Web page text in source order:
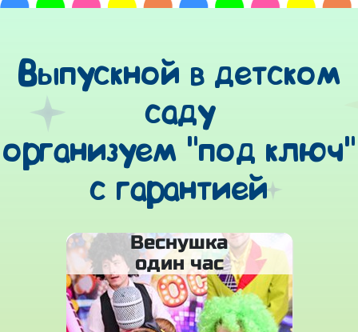
Выпускной в детском
саду
организуем "под ключ"
с гарантией
Веснушка
один час